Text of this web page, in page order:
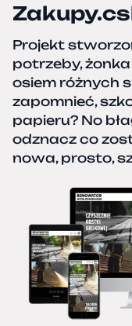
Projekt
potrzeby, żonka
osiem różnych
zapomnieć,
papieru? No
odznacz co
nowa, prosto,